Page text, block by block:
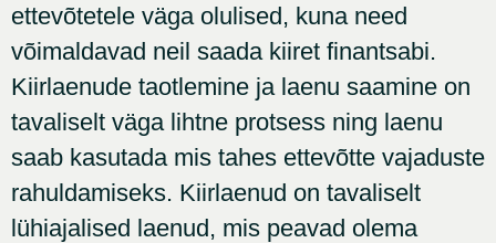
ettevõtetele väga olulised, kuna need
võimaldavad neil saada kiiret finantsabi.
Kiirlaenude taotlemine ja laenu saamine on
tavaliselt väga lihtne protsess ning laenu
saab kasutada mis tahes ettevõtte vajaduste
rahuldamiseks. Kiirlaenud on tavaliselt
lühiajalised laenud, mis peavad olema